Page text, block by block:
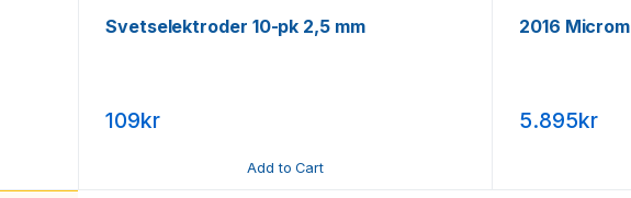
Svetselektroder 10-pk 2,5 mm
109kr
Add to Cart
2016
5.895kr